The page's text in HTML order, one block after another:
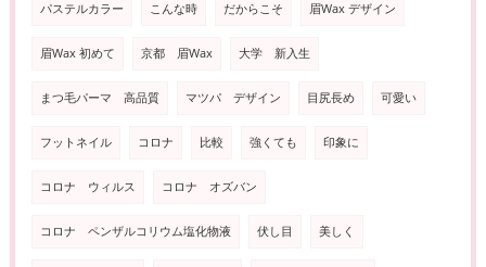
パステルカラー こんな時 だからこそ 眉Wax デザイン
眉Wax 初めて 京都 眉Wax 大学 新入生
まつ毛パーマ 高品質 マツパ デザイン 目尻長め 可愛い
フットネイル コロナ 比較 強くても 印象に
コロナ ウィルス コロナ オズバン
コロナ ペンザルコリウム塩化物液 伏し目 美しく